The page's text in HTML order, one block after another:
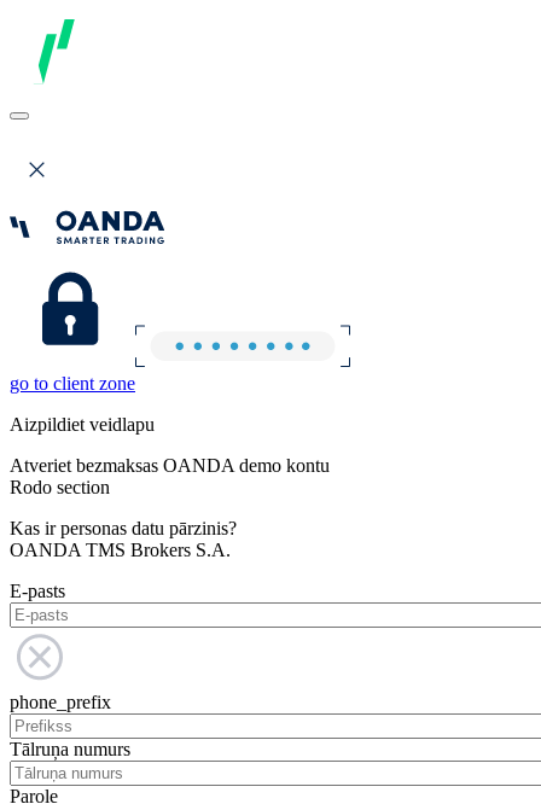
go to client zone
Aizpildiet veidlapu
Atveriet bezmaksas OANDA demo kontu
Rodo section
Kas ir personas datu pārzinis?
OANDA TMS Brokers S.A.
E-pasts
phone_prefix
Tālruņa numurs
Parole